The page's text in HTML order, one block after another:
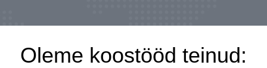
Oleme koostööd teinud: